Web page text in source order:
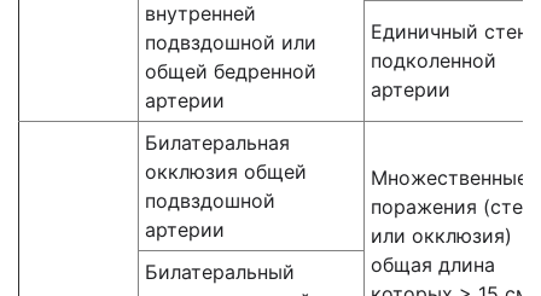
внутренней
подвздошной или
общей бедренной
артерии
Единичный
подколенной
артерии
Билатеральная
окклюзия общей
подвздошной
артерии
Множественные
поражения
или окклюзия)
общая длина
Билатеральный